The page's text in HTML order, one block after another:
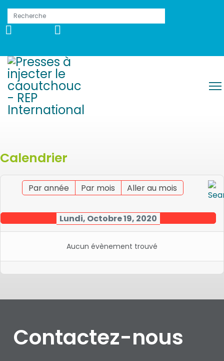
Calendrier
Par année Par mois Aller au mois
Lundi, Octobre 19, 2020
Aucun évènement trouvé
Contactez-nous